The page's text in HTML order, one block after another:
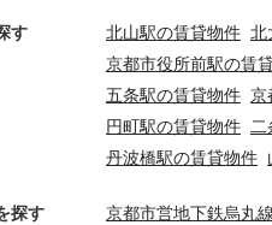
す 北山駅の賃貸物件 北
京都市役所前駅の賃
五条駅の賃貸物件 京
円町駅の賃貸物件
丹波橋駅の賃貸物件
探す
京都市営地下鉄烏丸